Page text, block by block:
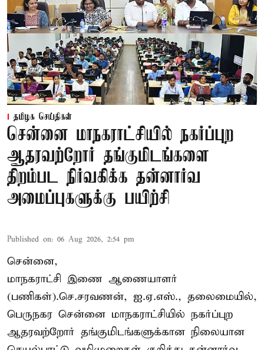
தமிழக செய்திகள்
சென்னை மாநகராட்சியில் நகர்ப்புற
ஆதரவற்றோர் தங்குமிடங்களை
திறம்பட நிர்வகிக்க தன்னார்வ
அமைப்புகளுக்கு பயிற்சி
Published on: 06 Aug 2026, 2:54 pm
சென்னை,
மாநகராட்சி இணை ஆணையாளர்
(பணிகள்).செ.சரவணன், ஐ.ஏ.எஸ்., தலைமையில்,
பெருநகர சென்னை மாநகராட்சியில் நகர்ப்புற
ஆதரவற்றோர் தங்குமிடங்களுக்கான நிலையான